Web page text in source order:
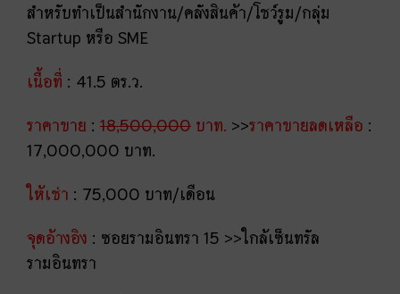
สำหรับทำเป็นสำนักงาน/คลังสินค้า/โชว์รูม/กลุ่ม
Startup หรือ SME
เนื้อที่ : 41.5 ตร.ว.
ราคาขาย : 18,500,000 บาท. >>ราคาขายลดเหลือ :
17,000,000 บาท.
ให้เช่า : 75,000 บาท/เดือน
จุดอ้างอิง : ซอยรามอินทรา 15 >>ใกล้เซ็นทรัล
รามอินทรา